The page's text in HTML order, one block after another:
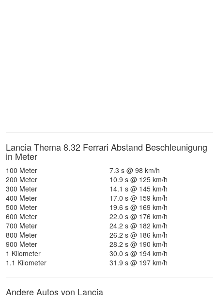
Lancia Thema 8.32 Ferrari Abstand Beschleunigung
in Meter
100 Meter
7.3 s @ 98 km/h
200 Meter
10.9 s @ 125 km/h
300 Meter
14.1 s @ 145 km/h
400 Meter
17.0 s @ 159 km/h
500 Meter
19.6 s @ 169 km/h
600 Meter
22.0 s @ 176 km/h
700 Meter
24.2 s @ 182 km/h
800 Meter
26.2 s @ 186 km/h
900 Meter
28.2 s @ 190 km/h
1 Kilometer
30.0 s @ 194 km/h
1.1 Kilometer
31.9 s @ 197 km/h
Andere Autos von Lancia